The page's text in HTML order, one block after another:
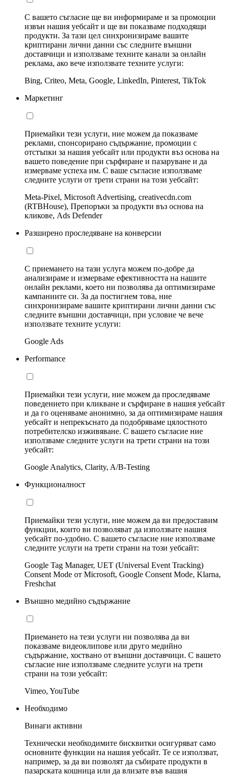
С вашето съгласие ще ви информираме и за промоции
извън нашия уебсайт и ще ви показваме подходящи
продукти. За тази цел синхронизираме вашите
криптирани лични данни със следните външни
доставчици и използваме техните канали за онлайн
реклама, ако вече използвате техните услуги:
Bing, Criteo, Meta, Google, LinkedIn, Pinterest, TikTok
Маркетинг
Приемайки тези услуги, ние можем да показваме
реклами, спонсорирано съдържание, промоции с
отстъпки за нашия уебсайт или продукти въз основа на
вашето поведение при сърфиране и пазаруване и да
измерваме успеха им. С ваше съгласие използваме
следните услуги от трети страни на този уебсайт:
Meta-Pixel, Microsoft Advertising, creativecdn.com
(RTBHouse), Препоръки за продукти въз основа на
кликове, Ads Defender
Разширено проследяване на конверсии
С приемането на тази услуга можем по-добре да
анализираме и измерваме ефективността на нашите
онлайн реклами, което ни позволява да оптимизираме
кампаниите си. За да постигнем това, ние
синхронизираме вашите криптирани лични данни със
следните външни доставчици, при условие че вече
използвате техните услуги:
Google Ads
Performance
Приемайки тези услуги, ние можем да проследяваме
поведението при кликване и сърфиране в нашия уебсайт
и да го оценяваме анонимно, за да оптимизираме нашия
уебсайт и непрекъснато да подобряваме цялостното
потребителско изживяване. С вашето съгласие ние
използваме следните услуги на трети страни на този
уебсайт:
Google Analytics, Clarity, A/B-Testing
Функционалност
Приемайки тези услуги, ние можем да ви предоставим
функции, които ви позволяват да използвате нашия
уебсайт по-удобно. С вашето съгласие ние използваме
следните услуги на трети страни на този уебсайт:
Google Tag Manager, UET (Universal Event Tracking)
Consent Mode от Microsoft, Google Consent Mode, Klarna,
Freshchat
Външно медийно съдържание
Приемането на тези услуги ни позволява да ви
показваме видеоклипове или друго медийно
съдържание, хоствано от външни доставчици. С вашето
съгласие ние използваме следните услуги на трети
страни на този уебсайт:
Vimeo, YouTube
Необходимо
Винаги активни
Технически необходимите бисквитки осигуряват само
основните функции на нашия уебсайт. Те се използват,
например, за да ви позволят да събирате продукти в
пазарската кошница или да влизате във вашия